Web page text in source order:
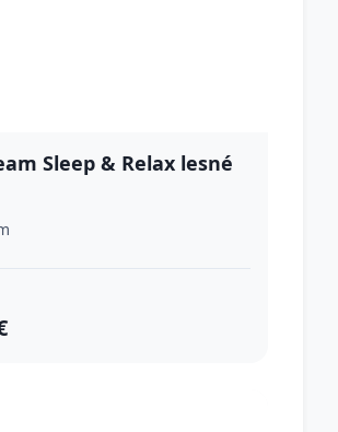
Sleep & Relax lesné